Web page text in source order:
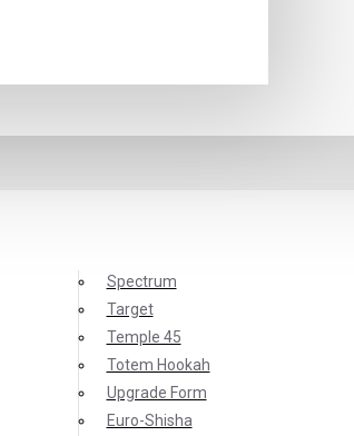
Spectrum
Target
Temple 45
Totem Hookah
Upgrade Form
Еuro-Shisha